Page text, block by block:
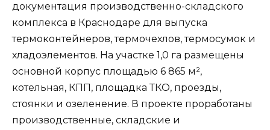
документация производственно-складского
комплекса в Краснодаре для выпуска
термоконтейнеров, термочехлов, термосумок и
хладоэлементов. На участке 1,0 га размещены
основной корпус площадью 6 865 м²,
котельная, КПП, площадка ТКО, проезды,
стоянки и озеленение. В проекте проработаны
производственные, складские и